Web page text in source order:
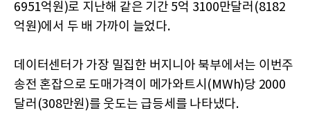
6951억원)로 지난해 같은 기간 5억 3100만달러(8182
억원)에서 두 배 가까이 늘었다.
데이터센터가 가장 밀집한 버지니아 북부에서는 이번주
송전 혼잡으로 도매가격이 메가와트시(MWh)당 2000
달러(308만원)를 웃도는 급등세를 나타냈다.